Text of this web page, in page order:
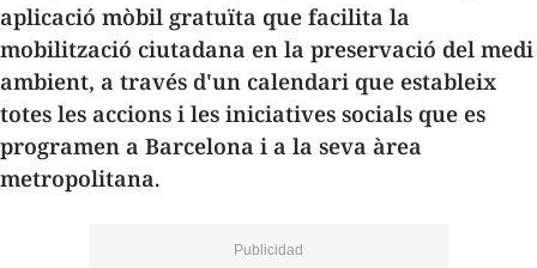
aplicació mòbil gratuïta que facilita la
mobilització ciutadana en la preservació del medi
ambient, a través d'un calendari que estableix
totes les accions i les iniciatives socials que es
programen a Barcelona i a la seva àrea
metropolitana.